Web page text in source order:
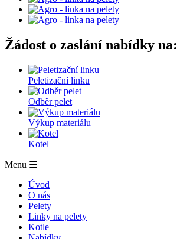
Žádost o zaslání nabídky na:
Peletizační linku
Odběr pelet
Výkup materiálu
Kotel
Menu ☰
Úvod
O nás
Pelety
Linky na pelety
Kotle